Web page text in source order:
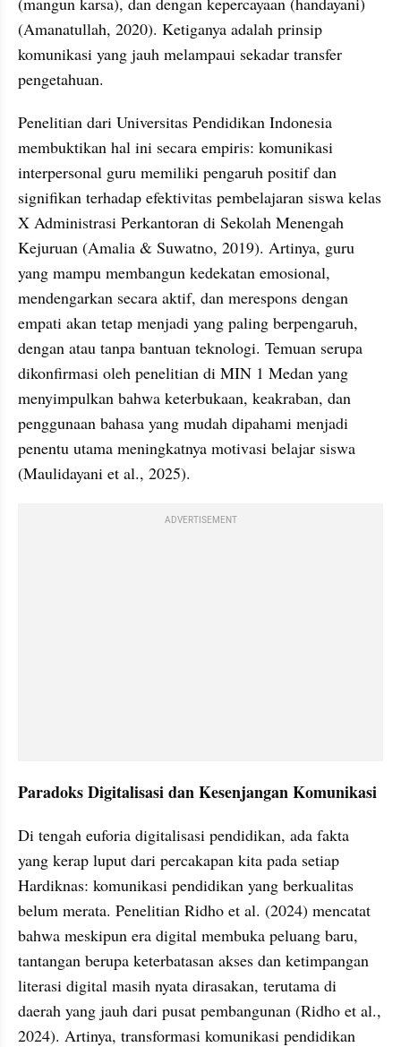
(Amanatullah, 2020). Ketiganya adalah prinsip
komunikasi yang jauh melampaui sekadar transfer
pengetahuan.
Penelitian dari Universitas Pendidikan Indonesia
membuktikan hal ini secara empiris: komunikasi
interpersonal guru memiliki pengaruh positif dan
signifikan terhadap efektivitas pembelajaran siswa kelas
X Administrasi Perkantoran di Sekolah Menengah
Kejuruan (Amalia & Suwatno, 2019). Artinya, guru
yang mampu membangun kedekatan emosional,
mendengarkan secara aktif, dan merespons dengan
empati akan tetap menjadi yang paling berpengaruh,
dengan atau tanpa bantuan teknologi. Temuan serupa
dikonfirmasi oleh penelitian di MIN 1 Medan yang
menyimpulkan bahwa keterbukaan, keakraban, dan
penggunaan bahasa yang mudah dipahami menjadi
penentu utama meningkatnya motivasi belajar siswa
(Maulidayani et al., 2025).
ADVERTISEMENT
Paradoks Digitalisasi dan Kesenjangan Komunikasi
Di tengah euforia digitalisasi pendidikan, ada fakta
yang kerap luput dari percakapan kita pada setiap
Hardiknas: komunikasi pendidikan yang berkualitas
belum merata. Penelitian Ridho et al. (2024) mencatat
bahwa meskipun era digital membuka peluang baru,
tantangan berupa keterbatasan akses dan ketimpangan
literasi digital masih nyata dirasakan, terutama di
daerah yang jauh dari pusat pembangunan (Ridho et al.,
2024). Artinya, transformasi komunikasi pendidikan